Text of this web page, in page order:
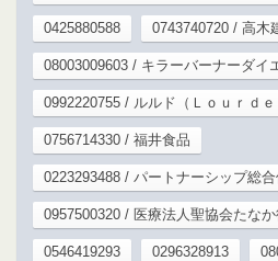
0425880588 0743740720 / 高木
08003009603 / キラーバーナーダイ
0992220755 / ルルド（Ｌｏｕｒｄｅ
0756714330 / 福井食品
0223293488 / パートナーシップ総
0957500320 / 医療法人聖協会たな
0546419293 0296328913